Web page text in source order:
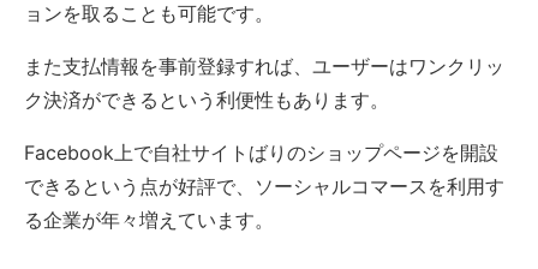
ョンを取ることも可能です。
また支払情報を事前登録すれば、ユーザーはワンクリッ
ク決済ができるという利便性もあります。
Facebook上で自社サイトばりのショップページを開設
できるという点が好評で、ソーシャルコマースを利用す
る企業が年々増えています。